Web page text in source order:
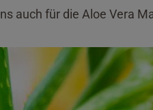
auch für die Aloe Vera